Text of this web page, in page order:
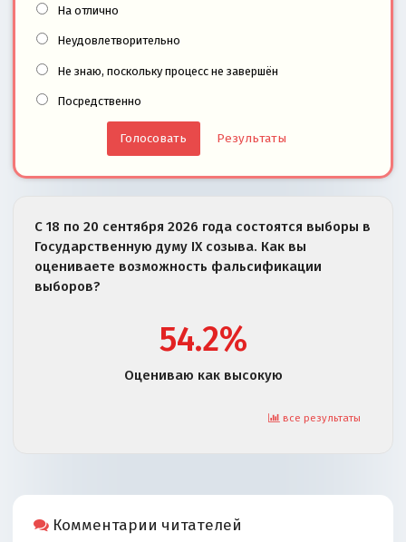
На отлично
Неудовлетворительно
Не знаю, поскольку процесс не завершён
Посредственно
Результаты
С 18 по 20 сентября 2026 года состоятся выборы в
Государственную думу IX созыва. Как вы
оцениваете возможность фальсификации
выборов?
54.2%
Оцениваю как высокую
все результаты
Комментарии читателей